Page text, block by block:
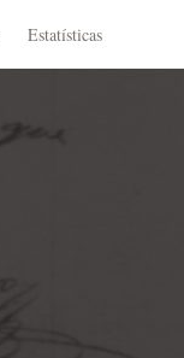
Estatísticas